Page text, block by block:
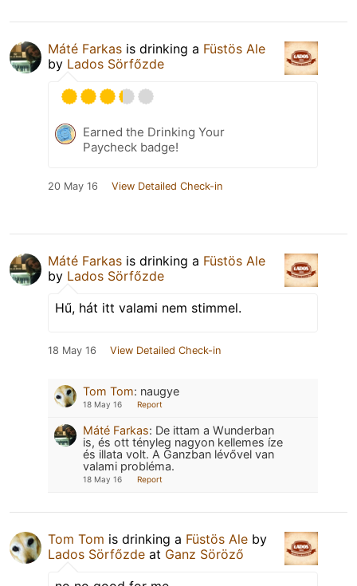
Máté Farkas is drinking a Füstös Ale
by Lados Sörfőzde
Earned the Drinking Your
Paycheck badge!
20 May 16 View Detailed Check-in
Máté Farkas is drinking a Füstös Ale
by Lados Sörfőzde
Hű, hát itt valami nem stimmel.
18 May 16 View Detailed Check-in
Tom Tom: naugye
18 May 16 Report
Máté Farkas: De ittam a Wunderban
is, és ott tényleg nagyon kellemes íze
és illata volt. A Ganzban lévővel van
valami probléma.
18 May 16 Report
Tom Tom is drinking a Füstös Ale by
Lados Sörfőzde at Ganz Söröző